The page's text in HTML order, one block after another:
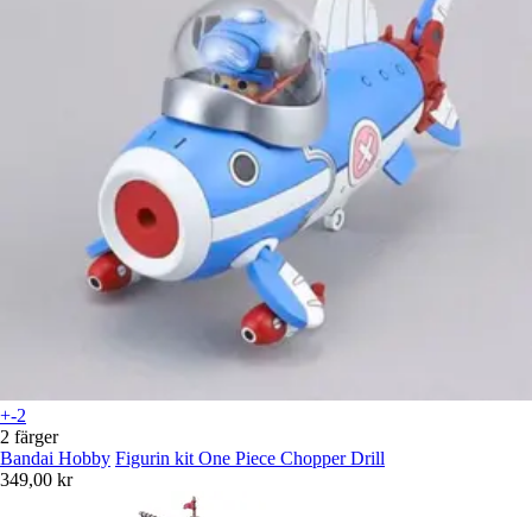
+-2
2 färger
Bandai Hobby Figurin kit One Piece Chopper Drill
349,00 kr